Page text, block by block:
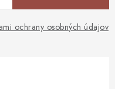
ochrany osobných údajov